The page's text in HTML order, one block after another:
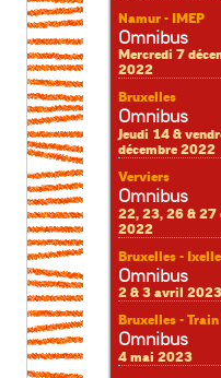
Namur - IMEP
Omnibus
Mercredi 7
2022
Bruxelles
Omnibus
Jeudi 14 &
décembre 2022
Verviers
Omnibus
22, 23, 26 & 27
2022
Bruxelles -
Omnibus
2 & 3 avril 2023
Bruxelles -
Omnibus
4 mai 2023